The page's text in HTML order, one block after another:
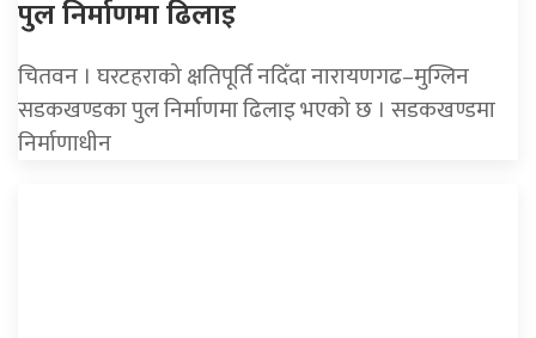
पुल निर्माणमा ढिलाइ
चितवन । घरटहराको क्षतिपूर्ति नदिँदा नारायणगढ–मुग्लिन
सडकखण्डका पुल निर्माणमा ढिलाइ भएको छ । सडकखण्डमा
निर्माणाधीन